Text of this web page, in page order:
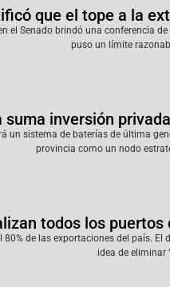
que el tope a la
el Senado brindó una conferencia
puso un límite
suma inversión
un sistema de baterías de última
provincia como un nodo
todos los
80% de las exportaciones del país.
idea de eliminar